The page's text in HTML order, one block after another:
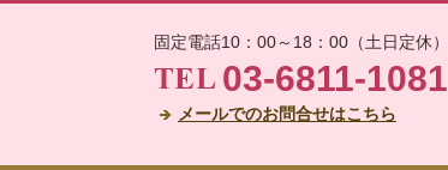
固定電話10：00～18：00（土日定休）
03-6811-1081
メールでのお問合せはこちら